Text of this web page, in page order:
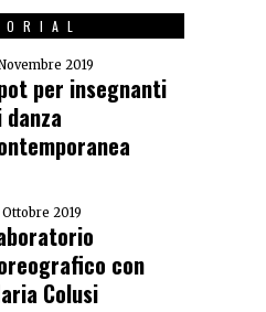
2019
per insegnanti
danza
Ottobre 2019
con
Colusi